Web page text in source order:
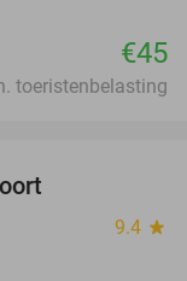
€45
toeristenbelasting
9.4 star